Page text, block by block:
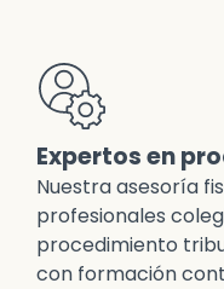
Expertos en
Nuestra asesoría
profesionales
procedimiento
con formación